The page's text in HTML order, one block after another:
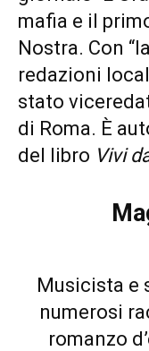
mafia e il
Nostra. Con
redazioni
stato
di Roma. È
del libro Vivi
Musicista e
numerosi
romanzo